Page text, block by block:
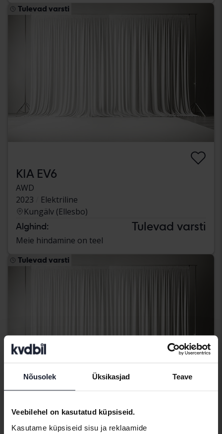
Nõusolek Üksikasjad Teave
Veebilehel on kasutatud küpsiseid.
Kasutame küpsiseid sisu ja reklaamide
Tulevad varsti
KIA EV6
AWD
2023
Elektriline
Kungälv (Ellesbo)
Alghind: Tulevad varsti
Meie hindamine on teel
Tulevad varsti
KIA EV6